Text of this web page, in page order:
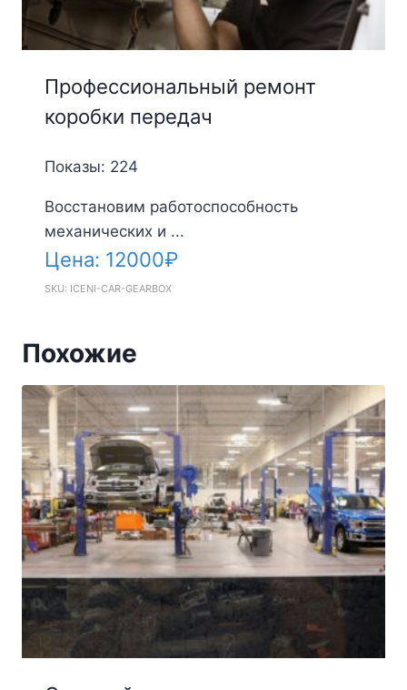
Профессиональный ремонт
коробки передач
Показы: 224
Восстановим работоспособность
механических и ...
Цена: 12000₽
SKU: ICENI-CAR-GEARBOX
Похожие